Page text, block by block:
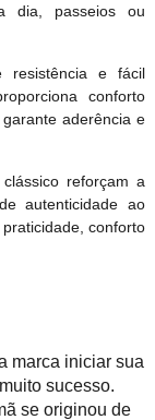
dia, passeios ou
resistência e fácil
conforto
aderência e
reforçam a
autenticidade ao
conforto
marca iniciar sua
sucesso.
se originou de